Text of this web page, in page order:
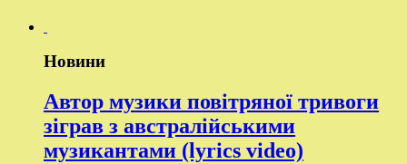
Новини
Автор музики повітряної тривоги
зіграв з австралійськими
музикантами (lyrics video)